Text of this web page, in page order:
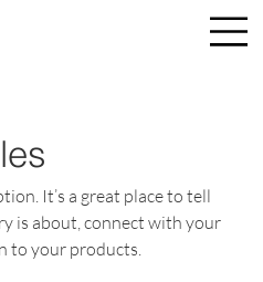
It’s a great place to tell
is about, connect with your
to your products.